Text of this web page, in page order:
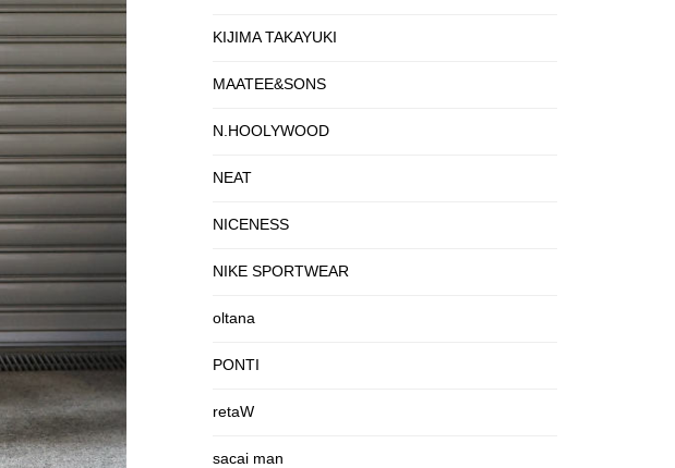
KIJIMA TAKAYUKI
MAATEE&SONS
N.HOOLYWOOD
NEAT
NICENESS
NIKE SPORTWEAR
oltana
PONTI
retaW
sacai man